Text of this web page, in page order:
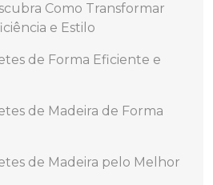
Como Transformar
e Estilo
de Forma Eficiente e
de Madeira de Forma
de Madeira pelo Melhor